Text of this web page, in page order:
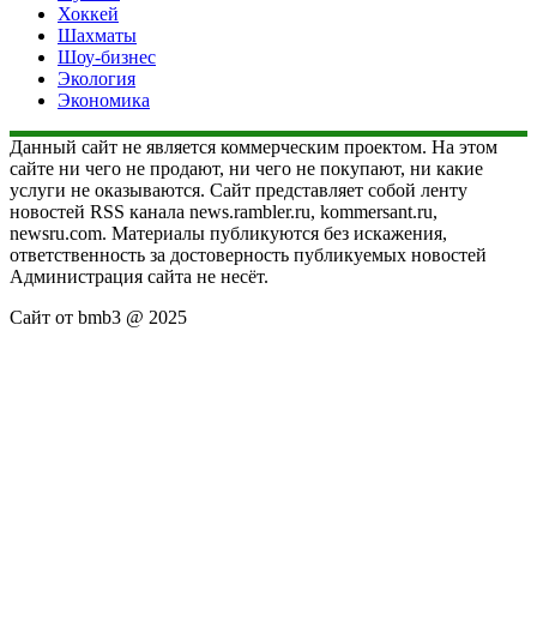
Хоккей
Шахматы
Шоу-бизнес
Экология
Экономика
Данный сайт не является коммерческим проектом. На этом
сайте ни чего не продают, ни чего не покупают, ни какие
услуги не оказываются. Сайт представляет собой ленту
новостей RSS канала news.rambler.ru, kommersant.ru,
newsru.com. Материалы публикуются без искажения,
ответственность за достоверность публикуемых новостей
Администрация сайта не несёт.
Сайт от bmb3 @ 2025